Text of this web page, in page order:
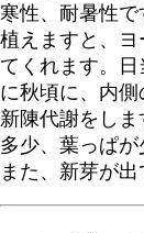
寒性、耐暑性
植えますと、
てくれます。
に秋頃に、内
新陳代謝をし
多少、葉っぱが
また、新芽が出